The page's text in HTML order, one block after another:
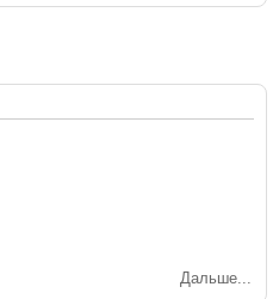
Дальше...